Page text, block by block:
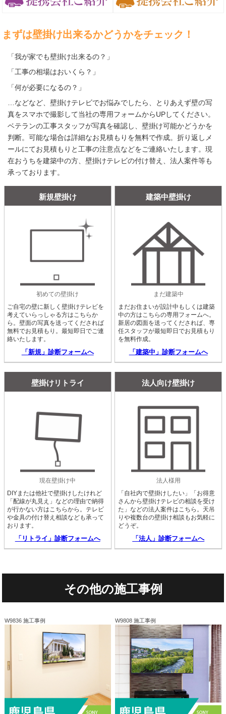
まずは壁掛け出来るかどうかをチェック！
「我が家でも壁掛け出来るの？」
「工事の相場はおいくら？」
「何が必要になるの？」
…などなど、壁掛けテレビでお悩みでしたら、とりあえず壁の写
真をスマホで撮影して当社の専用フォームからUPしてください。
ベテランの工事スタッフが写真を確認し、壁掛け可能かどうかを
判断。可能な場合は詳細なお見積もりを無料で作成。折り返しメ
ールにてお見積もりと工事の注意点などをご連絡いたします。現
在おうちを建築中の方、壁掛けテレビの付け替え、法人案件等も
承っております。
新規壁掛け
初めての壁掛け
ご自宅の壁に新しく壁掛けテレビを
考えていらっしゃる方はこちらか
ら。壁面の写真を送ってくだされば
無料でお見積もり。最短即日でご連
絡いたします。
「新規」診断フォームへ
建築中壁掛け
まだ建築中
まだお住まいが設計中もしくは建築
中の方はこちらの専用フォームへ。
新居の図面を送ってくだされば、専
任スタッフが最短即日でお見積もり
を無料作成。
「建築中」診断フォームへ
壁掛けリトライ
現在壁掛け中
DIYまたは他社で壁掛けしたけれど
「配線が丸見え」などの理由で納得
が行かない方はこちらから。テレビ
や金具の付け替え相談なども承って
おります。
「リトライ」診断フォームへ
法人向け壁掛け
法人様用
「自社内で壁掛けしたい」「お得意
さんから壁掛けテレビの相談を受け
た」などの法人案件はこちら。天吊
りや複数台の壁掛け相談もお気軽に
どうぞ。
「法人」診断フォームへ
その他の施工事例
W9836 施工事例 W9808 施工事例